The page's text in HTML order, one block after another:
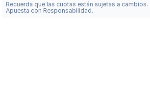
Recuerda que las cuotas están sujetas a cambios.
Apuesta con Responsabilidad.